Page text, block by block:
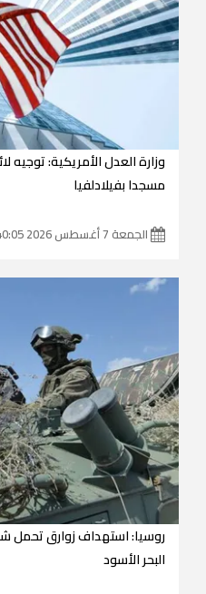
وزارة العدل الأمريكية:
مسجدا بفيلادلفيا
الجمعة 7 أغسطس 2026 08:40:05
روسيا: استهداف زوارق تحمل
البحر الأسود